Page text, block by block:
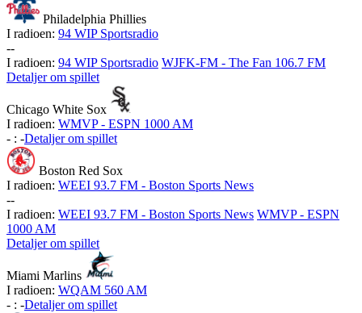
Philadelphia Phillies
I radioen: 94 WIP Sportsradio
--
I radioen: 94 WIP Sportsradio WJFK-FM - The Fan 106.7 FM
Detaljer om spillet
Chicago White Sox
I radioen: WMVP - ESPN 1000 AM
- : -Detaljer om spillet
Boston Red Sox
I radioen: WEEI 93.7 FM - Boston Sports News
--
I radioen: WEEI 93.7 FM - Boston Sports News WMVP - ESPN
1000 AM
Detaljer om spillet
Miami Marlins
I radioen: WQAM 560 AM
- : -Detaljer om spillet